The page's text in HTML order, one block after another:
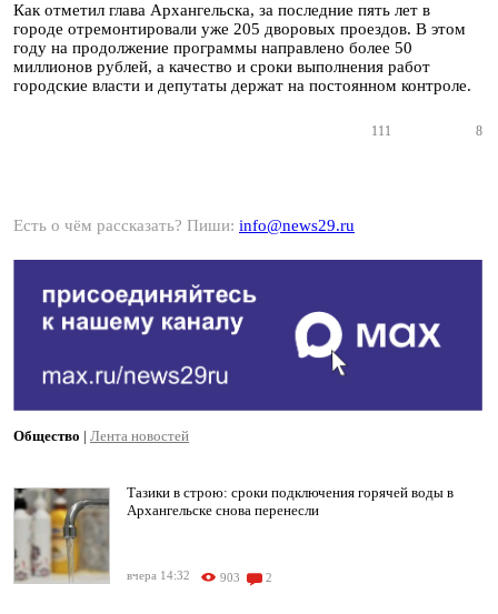
Как отметил глава Архангельска, за последние пять лет в
городе отремонтировали уже 205 дворовых проездов. В этом
году на продолжение программы направлено более 50
миллионов рублей, а качество и сроки выполнения работ
городские власти и депутаты держат на постоянном контроле.
111 8
Есть о чём рассказать? Пиши: info@news29.ru
Общество | Лента новостей
Тазики в строю: сроки подключения горячей воды в
Архангельске снова перенесли
вчера 14:32 903 2